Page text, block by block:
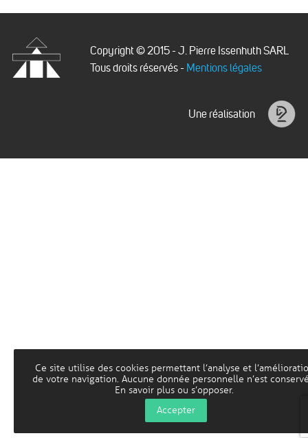
Copyright © 2015 - J. Pierre Issenhuth SARL
Tous droits réservés - Mentions légales
Une réalisation
Ce site utilise des cookies permettant l’analyse et
de votre navigation. Aucune donnée personnelle n’est
En savoir plus ou s’opposer.
Accepter